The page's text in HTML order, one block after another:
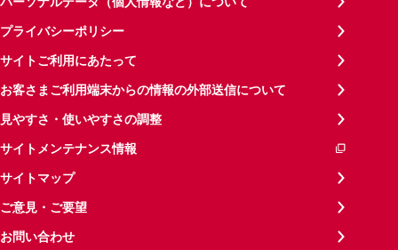
プライバシーポリシー
サイトご利用にあたって
お客さまご利用端末からの情報の外部送信について
見やすさ・使いやすさの調整
サイトメンテナンス情報
サイトマップ
ご意見・ご要望
お問い合わせ